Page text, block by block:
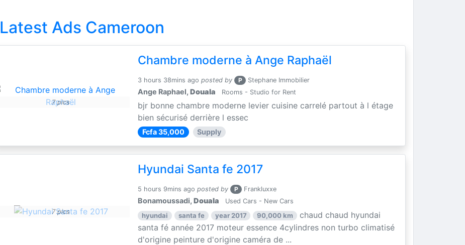
Latest Ads Cameroon
7 pics
Chambre moderne à Ange Raphaël
3 hours 38mins ago posted by P Stephane Immobilier
Ange Raphael,Douala Rooms - Studio for Rent
bjr bonne chambre moderne levier cuisine carrelé partout à l étage
bien sécurisé derrière l essec
Fcfa 35,000 Supply
7 pics
Hyundai Santa fe 2017
5 hours 9mins ago posted by P Frankluxxe
Bonamoussadi,Douala Used Cars - New Cars
hyundai santa fe year 2017 90,000 km
chaud chaud hyundai
santa fé année 2017 moteur essence 4cylindres non turbo climatisé
d'origine peinture d'origine caméra de ...